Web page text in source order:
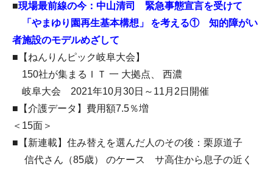
■現場最前線の今：中山清司 緊急事態宣言を受けて
「やまゆり園再生基本構想」 を考える① 知的障がい
者施設のモデルめざして
■【ねんりんピック岐阜大会】
150社が集まるＩＴ 一 大拠点、 西濃
岐阜大会 2021年10月30日～11月2日開催
■【介護データ】費用額7.5％増
＜15面＞
■【新連載】住み替えを選んだ人のその後：栗原道子
信代さん（85歳） のケース サ高住から息子の近く